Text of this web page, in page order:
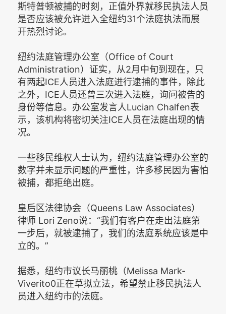
斯特普顿被捕的时刻，正值外界就移民执法人员
是否应该被允许进入全纽约31个法庭执法而展
开热烈讨论。
纽约法庭管理办公室（Office of Court
Administration）证实，从2月中旬到现在，只
有两起ICE人员进入法庭进行逮捕的事件，除此
之外，ICE人员还曾三次进入法庭，询问被告的
身份等信息。办公室发言人Lucian Chalfen表
示，该机构将密切关注ICE人员在法庭出现的情
况。
一些移民维权人士认为，纽约法庭管理办公室的
数字并未显示问题的严重性，许多移民因为害怕
被捕，都拒绝出庭。
皇后区法律协会（Queens Law Associates）
律师 Lori Zeno说：“我们有客户在走出法庭第
一步后，就被逮捕了，我们的法庭系统应该是中
立的。”
据悉，纽约市议长马丽桃（Melissa Mark-
Viverito0正在草拟立法，希望禁止移民执法人
员进入纽约市的法庭。